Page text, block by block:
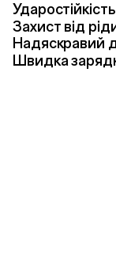
Захист від
Надяскравий
Швидка